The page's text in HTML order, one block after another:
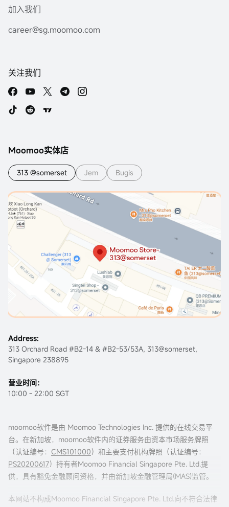
加入我们
career@sg.moomoo.com
关注我们
Moomoo实体店
313 @somerset Jem Bugis
Address:
313 Orchard Road #B2-14 & #B2-53/53A, 313@somerset,
Singapore 238895
营业时间：
10:00 - 22:00 SGT
moomoo软件是由 Moomoo Technologies Inc. 提供的在线交易平
台。在新加坡，moomoo软件内的证券服务由资本市场服务牌照
（认证编号： CMS101000）和主要支付机构牌照（认证编号：
PS20200617）持有者Moomoo Financial Singapore Pte. Ltd.提
供，具有豁免金融顾问资格，并由新加坡金融管理局(MAS)监管。
本网站不构成Moomoo Financial Singapore Pte. Ltd.向不符合法律